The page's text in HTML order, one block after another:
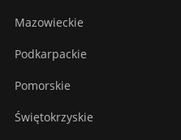
Mazowieckie
Podkarpackie
Pomorskie
Świętokrzyskie